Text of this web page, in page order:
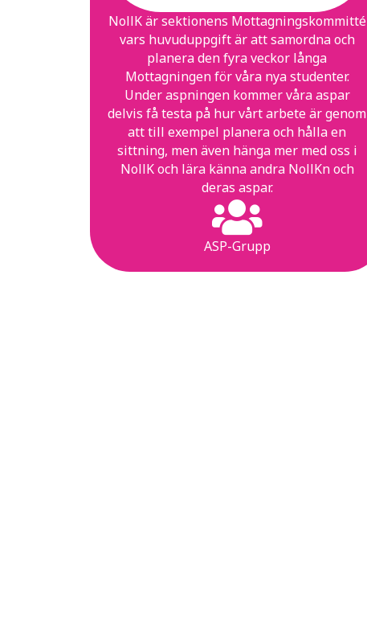
NollK är sektionens Mottagningskommitté
vars huvuduppgift är att samordna och
planera den fyra veckor långa
Mottagningen för våra nya studenter.
Under aspningen kommer våra aspar
delvis få testa på hur vårt arbete är genom
att till exempel planera och hålla en
sittning, men även hänga mer med oss i
NollK och lära känna andra NollKn och
deras aspar.
ASP-Grupp